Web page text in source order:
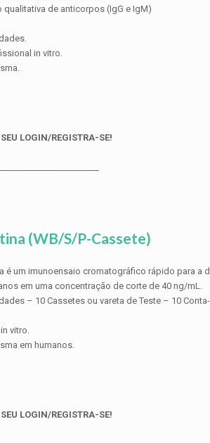
de anticorpos (IgG e IgM)
in vitro.
LOGIN/REGISTRA-SE!
(WB/S/P-Cassete)
é um imunoensaio cromatográfico rápido para a
em uma concentração de corte de 40 ng/mL.
– 10 Cassetes ou vareta de Teste – 10
vitro.
em humanos.
LOGIN/REGISTRA-SE!